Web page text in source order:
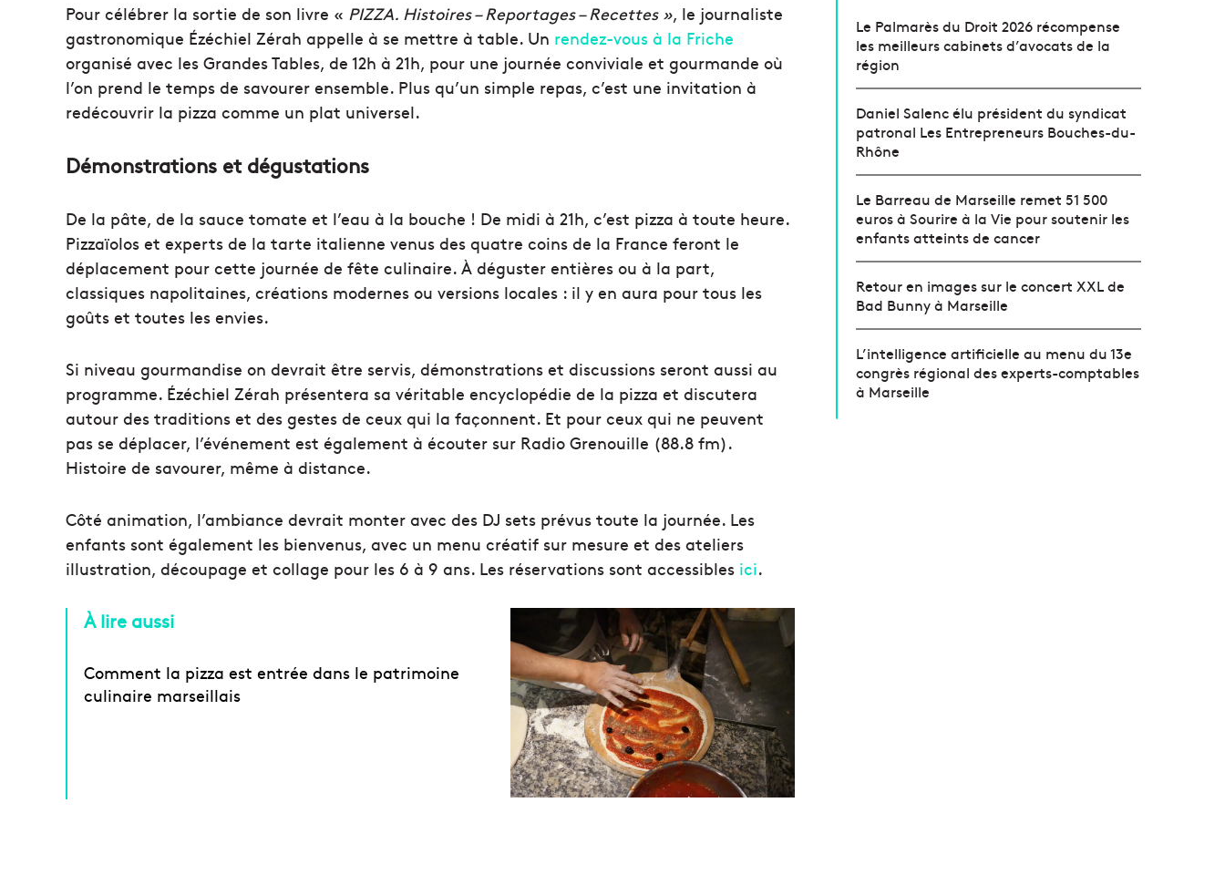
Pour célébrer la sortie de son livre « PIZZA. Histoires – Reportages – Recettes », le journaliste
gastronomique Ézéchiel Zérah appelle à se mettre à table. Un rendez-vous à la Friche
organisé avec les Grandes Tables, de 12h à 21h, pour une journée conviviale et gourmande où
l’on prend le temps de savourer ensemble. Plus qu’un simple repas, c’est une invitation à
redécouvrir la pizza comme un plat universel.
Démonstrations et dégustations
De la pâte, de la sauce tomate et l’eau à la bouche ! De midi à 21h, c’est pizza à toute heure.
Pizzaïolos et experts de la tarte italienne venus des quatre coins de la France feront le
déplacement pour cette journée de fête culinaire. À déguster entières ou à la part,
classiques napolitaines, créations modernes ou versions locales : il y en aura pour tous les
goûts et toutes les envies.
Si niveau gourmandise on devrait être servis, démonstrations et discussions seront aussi au
programme. Ézéchiel Zérah présentera sa véritable encyclopédie de la pizza et discutera
autour des traditions et des gestes de ceux qui la façonnent. Et pour ceux qui ne peuvent
pas se déplacer, l’événement est également à écouter sur Radio Grenouille (88.8 fm).
Histoire de savourer, même à distance.
Côté animation, l’ambiance devrait monter avec des DJ sets prévus toute la journée. Les
enfants sont également les bienvenus, avec un menu créatif sur mesure et des ateliers
illustration, découpage et collage pour les 6 à 9 ans. Les réservations sont accessibles ici.
À lire aussi
Comment la pizza est entrée dans le patrimoine
culinaire marseillais
Le Palmarès du Droit 2026 récompense
les meilleurs cabinets d’avocats de la
région
Daniel Salenc élu président du syndicat
patronal Les Entrepreneurs Bouches-du-
Rhône
Le Barreau de Marseille remet 51 500
euros à Sourire à la Vie pour soutenir les
enfants atteints de cancer
Retour en images sur le concert XXL de
Bad Bunny à Marseille
L’intelligence artificielle au menu du 13e
congrès régional des experts-comptables
à Marseille